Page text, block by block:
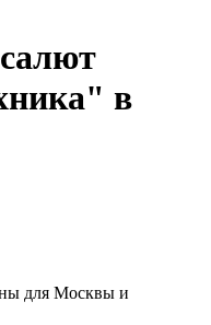
в
для Москвы и